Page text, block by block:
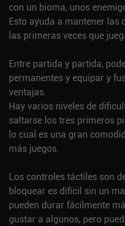
con un bioma, unos
Esto ayuda a mantener las
las primeras veces que
Entre partida y partida,
permanentes y equipar y
ventajas.
Hay varios niveles de
saltarse los tres primeros
lo cual es una gran
más juegos.
Los controles táctiles son
bloquear es difícil sin un
pueden durar fácilmente
gustar a algunos, pero